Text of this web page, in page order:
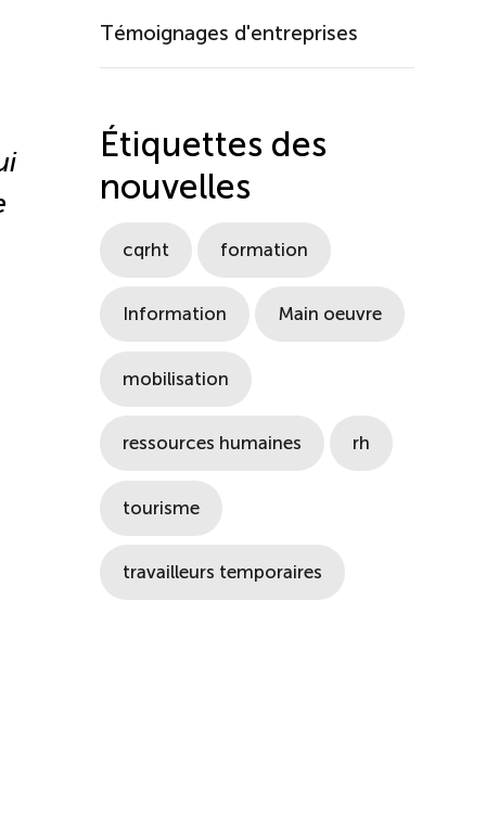
Témoignages d'entreprises
Étiquettes des
nouvelles
cqrht formation
Information Main oeuvre
mobilisation
ressources humaines rh
tourisme
travailleurs temporaires